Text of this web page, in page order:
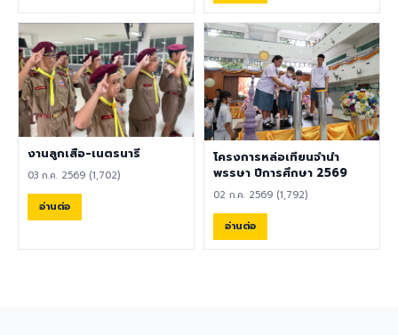
ภาษาอังกฤษ TOEIC ไม่ต่ำกว่า
785 คะแนน หากมีประสบการณ์
ด้านการจัดการเรียนการสอนจะ
ได้รับการพิจารณาเป็นพิเศษ
เอกสารประกอบการสมัครและ
การติดต่อ ผู้สนใจสามารถส่ง
ประวัติส่วนตัว (CV), สำเนา
หนังสือเดินทาง (Passport),
สำเนาใบปริญญาบัตร, เอกสาร
รับรองอื่น ๆ ที่เกี่ยวข้อง พร้อม
ทั้งวิดีโอแนะนำตัวสั้น ๆ (Short
Introduction Video) ได้ที่
งานลูกเสือ-เนตรนารี
03 ก.ค. 2569 (1,702)
อ่านต่อ
โครงการหล่อเทียนจำนำ
พรรษา ปีการศึกษา 2569
02 ก.ค. 2569 (1,792)
อ่านต่อ